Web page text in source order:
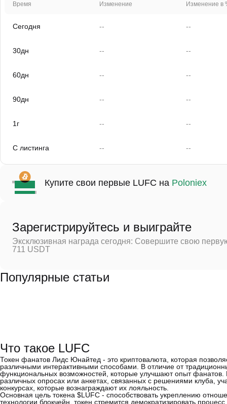
Время Изменение Изменение в
Сегодня -- --
30дн -- --
60дн -- --
90дн -- --
1г -- --
С листинга -- --
Купите свои первые LUFC на Poloniex
Зарегистрируйтесь и выиграйте
Эксклюзивная награда сегодня: Совершите свою
711 USDT
Популярные статьи
Что такое LUFC
Токен фанатов Лидс Юнайтед - это криптовалюта, которая
различными интерактивными способами. В отличие от
функциональных возможностей, которые улучшают опыт
различных опросах или анкетах, связанных с решениями клуба,
конкурсах, которые вознаграждают их лояльность.
Основная цель токена $LUFC - способствовать укреплению
технологии блокчейн, токен стремится демократизировать